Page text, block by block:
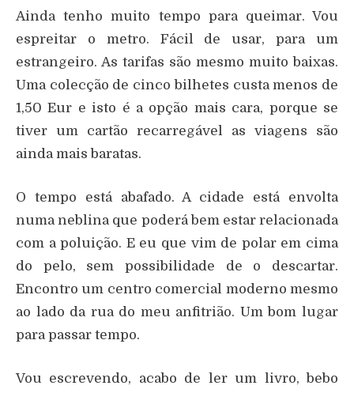
Ainda tenho muito tempo para queimar. Vou
espreitar o metro. Fácil de usar, para um
estrangeiro. As tarifas são mesmo muito baixas.
Uma colecção de cinco bilhetes custa menos de
1,50 Eur e isto é a opção mais cara, porque se
tiver um cartão recarregável as viagens são
ainda mais baratas.
O tempo está abafado. A cidade está envolta
numa neblina que poderá bem estar relacionada
com a poluição. E eu que vim de polar em cima
do pelo, sem possibilidade de o descartar.
Encontro um centro comercial moderno mesmo
ao lado da rua do meu anfitrião. Um bom lugar
para passar tempo.
Vou escrevendo, acabo de ler um livro, bebo